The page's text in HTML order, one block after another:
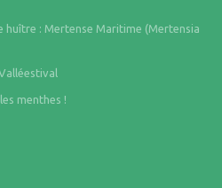
huître : Mertense Maritime (Mertensia
menthes !